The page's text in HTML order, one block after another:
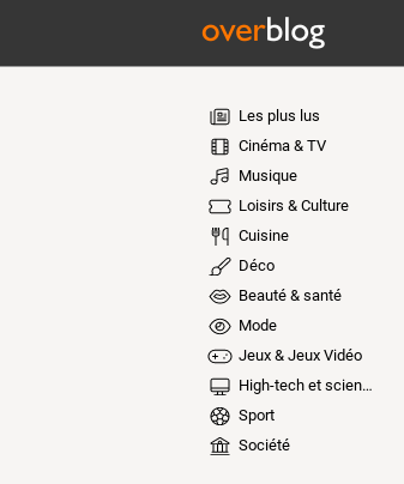
Les plus lus
Cinéma & TV
Musique
Loisirs & Culture
Cuisine
Déco
Beauté & santé
Mode
Jeux & Jeux Vidéo
High-tech et sciences
Sport
Société